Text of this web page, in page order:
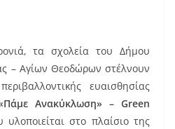
e
τα σχολεία του Δήμου
– Αγίων Θεοδώρων στέλνουν
ευαισθησίας
Ανακύκλωση» – Green
υλοποιείται στο πλαίσιο της